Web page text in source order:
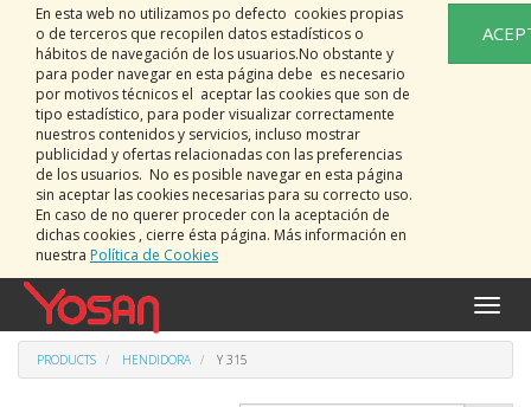
En esta web no utilizamos po defecto cookies propias
o de terceros que recopilen datos estadísticos o
hábitos de navegación de los usuarios.No obstante y
para poder navegar en esta página debe es necesario
por motivos técnicos el aceptar las cookies que son de
tipo estadístico, para poder visualizar correctamente
nuestros contenidos y servicios, incluso mostrar
publicidad y ofertas relacionadas con las preferencias
de los usuarios. No es posible navegar en esta página
sin aceptar las cookies necesarias para su correcto uso.
En caso de no querer proceder con la aceptación de
dichas cookies , cierre ésta página. Más información en
nuestra Política de Cookies
Toggle
PRODUCTS HENDIDORA Y 315